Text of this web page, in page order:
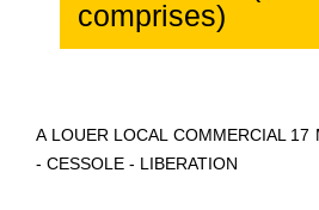
comprises)
A LOUER LOCAL COMMERCIAL 17
- CESSOLE - LIBERATION